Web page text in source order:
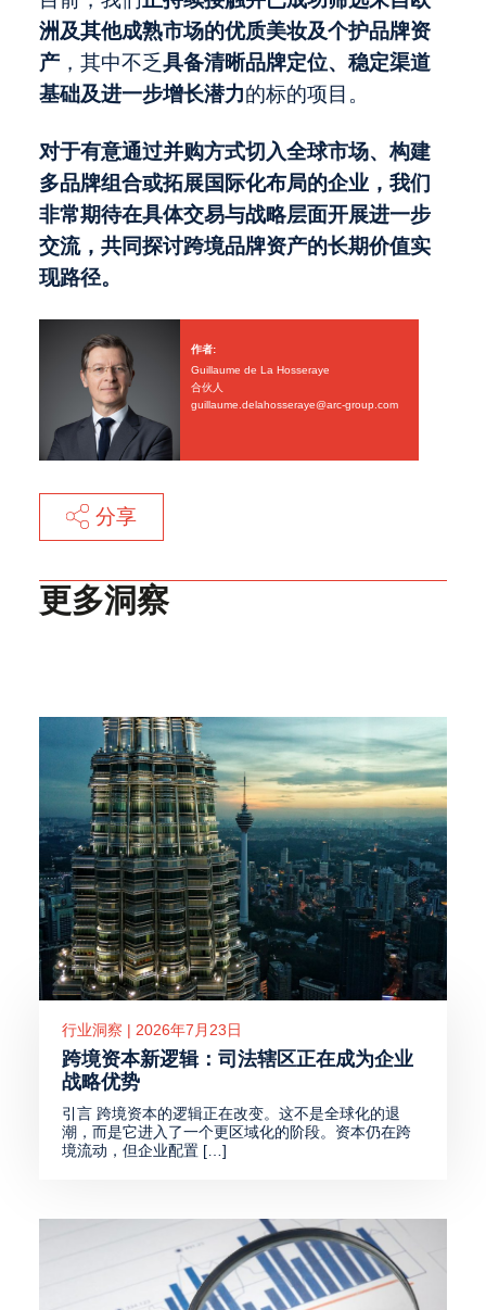
洲及其他成熟市场的优质美妆及个护品牌资
产，其中不乏具备清晰品牌定位、稳定渠道
基础及进一步增长潜力的标的项目。
对于有意通过并购方式切入全球市场、构建
多品牌组合或拓展国际化布局的企业，我们
非常期待在具体交易与战略层面开展进一步
交流，共同探讨跨境品牌资产的长期价值实
现路径。
作者:
Guillaume de La Hosseraye
合伙人
guillaume.delahosseraye@arc-group.com
分享
更多洞察
行业洞察 | 2026年7月23日
跨境资本新逻辑：司法辖区正在成为企业
战略优势
引言 跨境资本的逻辑正在改变。这不是全球化的退
潮，而是它进入了一个更区域化的阶段。资本仍在跨
境流动，但企业配置 […]